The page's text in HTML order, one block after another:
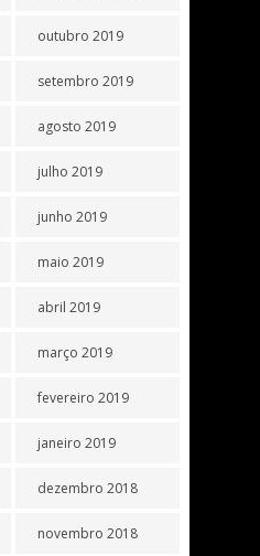
outubro 2019
setembro 2019
agosto 2019
julho 2019
junho 2019
maio 2019
abril 2019
março 2019
fevereiro 2019
janeiro 2019
dezembro 2018
novembro 2018